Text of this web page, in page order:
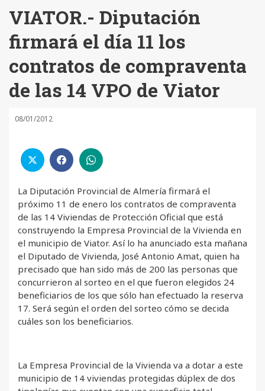
VIATOR.- Diputación
firmará el día 11 los
contratos de compraventa
de las 14 VPO de Viator
08/01/2012
La Diputación Provincial de Almería firmará el
próximo 11 de enero los contratos de compraventa
de las 14 Viviendas de Protección Oficial que está
construyendo la Empresa Provincial de la Vivienda en
el municipio de Viator. Así lo ha anunciado esta mañana
el Diputado de Vivienda, José Antonio Amat, quien ha
precisado que han sido más de 200 las personas que
concurrieron al sorteo en el que fueron elegidos 24
beneficiarios de los que sólo han efectuado la reserva
17. Será según el orden del sorteo cómo se decida
cuáles son los beneficiarios.
La Empresa Provincial de la Vivienda va a dotar a este
municipio de 14 viviendas protegidas dúplex de dos